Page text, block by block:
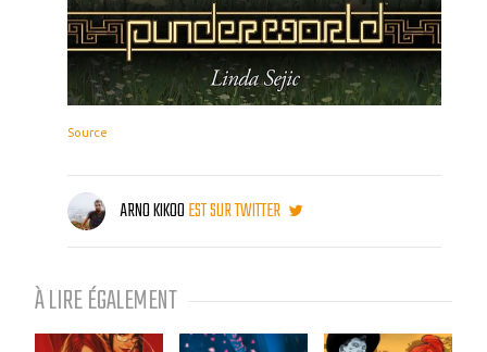
Source
ARNO KIKOOEST SUR TWITTER
À LIRE ÉGALEMENT